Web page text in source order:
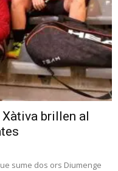
brillen al
sume dos ors Diumenge